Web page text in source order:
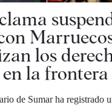
los
la frontera
de Sumar ha registrado